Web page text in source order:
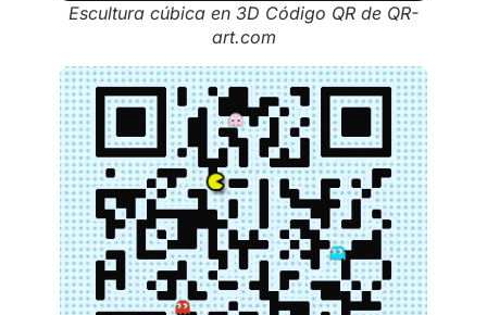
Escultura cúbica en 3D Código QR de QR-
art.com